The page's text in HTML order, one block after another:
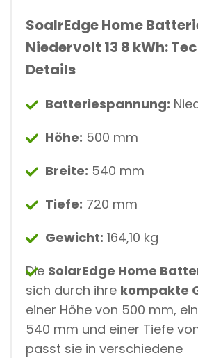
SoalrEdge Home
Niedervolt 13 8 kWh:
Details
Batteriespannung:
Höhe: 500 mm
Breite: 540 mm
Tiefe: 720 mm
Gewicht: 164,10 kg
Die SolarEdge Home
sich durch ihre kompakte
einer Höhe von 500 mm,
540 mm und einer Tiefe
passt sie in verschiedene